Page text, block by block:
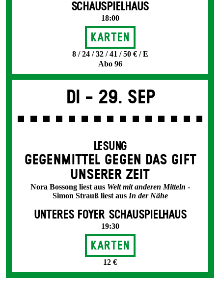
SCHAUSPIELHAUS
18:00
Karten
8 / 24 / 32 / 41 / 50 € / E
Abo 96
Di - 29. Sep
LESUNG
GEGEN­MITTEL GEGEN DAS GIFT
UNSERER ZEIT
Nora Bossong liest aus Welt mit anderen Mitteln -
Simon Strauß liest aus In der Nähe
UNTERES FOYER SCHAUSPIELHAUS
19:30
Karten
12 €